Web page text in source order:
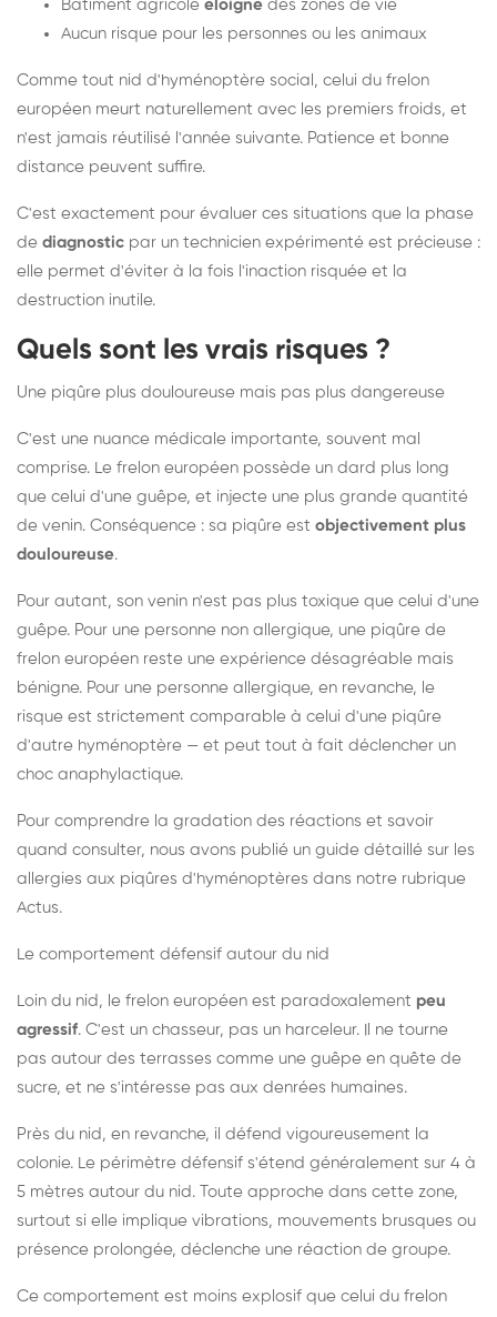
Bâtiment agricole éloigné des zones de vie
Aucun risque pour les personnes ou les animaux
Comme tout nid d'hyménoptère social, celui du frelon
européen meurt naturellement avec les premiers froids, et
n'est jamais réutilisé l'année suivante. Patience et bonne
distance peuvent suffire.
C'est exactement pour évaluer ces situations que la phase
de diagnostic par un technicien expérimenté est précieuse :
elle permet d'éviter à la fois l'inaction risquée et la
destruction inutile.
Quels sont les vrais risques ?
Une piqûre plus douloureuse mais pas plus dangereuse
C'est une nuance médicale importante, souvent mal
comprise. Le frelon européen possède un dard plus long
que celui d'une guêpe, et injecte une plus grande quantité
de venin. Conséquence : sa piqûre est objectivement plus
douloureuse.
Pour autant, son venin n'est pas plus toxique que celui d'une
guêpe. Pour une personne non allergique, une piqûre de
frelon européen reste une expérience désagréable mais
bénigne. Pour une personne allergique, en revanche, le
risque est strictement comparable à celui d'une piqûre
d'autre hyménoptère — et peut tout à fait déclencher un
choc anaphylactique.
Pour comprendre la gradation des réactions et savoir
quand consulter, nous avons publié un guide détaillé sur les
allergies aux piqûres d'hyménoptères dans notre rubrique
Actus.
Le comportement défensif autour du nid
Loin du nid, le frelon européen est paradoxalement peu
agressif. C'est un chasseur, pas un harceleur. Il ne tourne
pas autour des terrasses comme une guêpe en quête de
sucre, et ne s'intéresse pas aux denrées humaines.
Près du nid, en revanche, il défend vigoureusement la
colonie. Le périmètre défensif s'étend généralement sur 4 à
5 mètres autour du nid. Toute approche dans cette zone,
surtout si elle implique vibrations, mouvements brusques ou
présence prolongée, déclenche une réaction de groupe.
Ce comportement est moins explosif que celui du frelon